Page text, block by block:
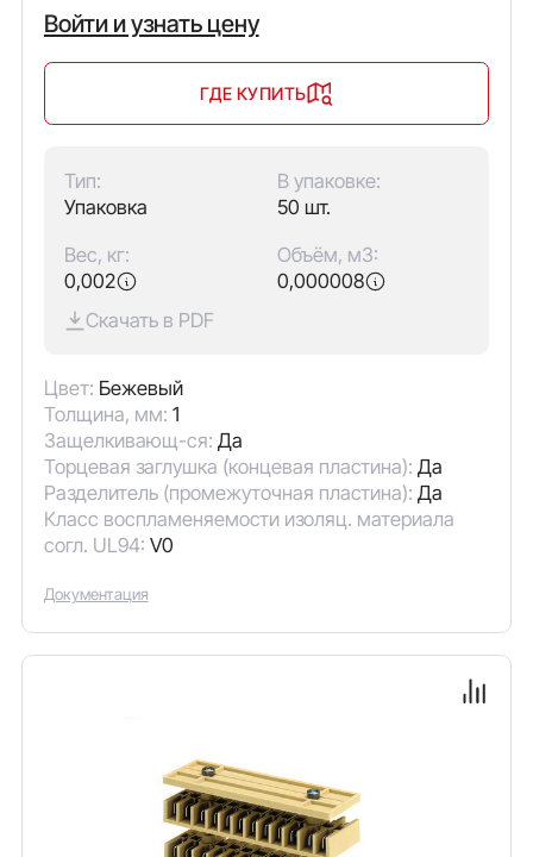
Войти и узнать цену
ГДЕ КУПИТЬ
Тип:
Упаковка
В упаковке:
50 шт.
Вес, кг:
0,002
Объём, м3:
0,000008
Скачать в PDF
Цвет: Бежевый
Толщина, мм: 1
Защелкивающ-ся: Да
Торцевая заглушка (концевая пластина): Да
Разделитель (промежуточная пластина): Да
Класс воспламеняемости изоляц. материала
согл. UL94: V0
Документация